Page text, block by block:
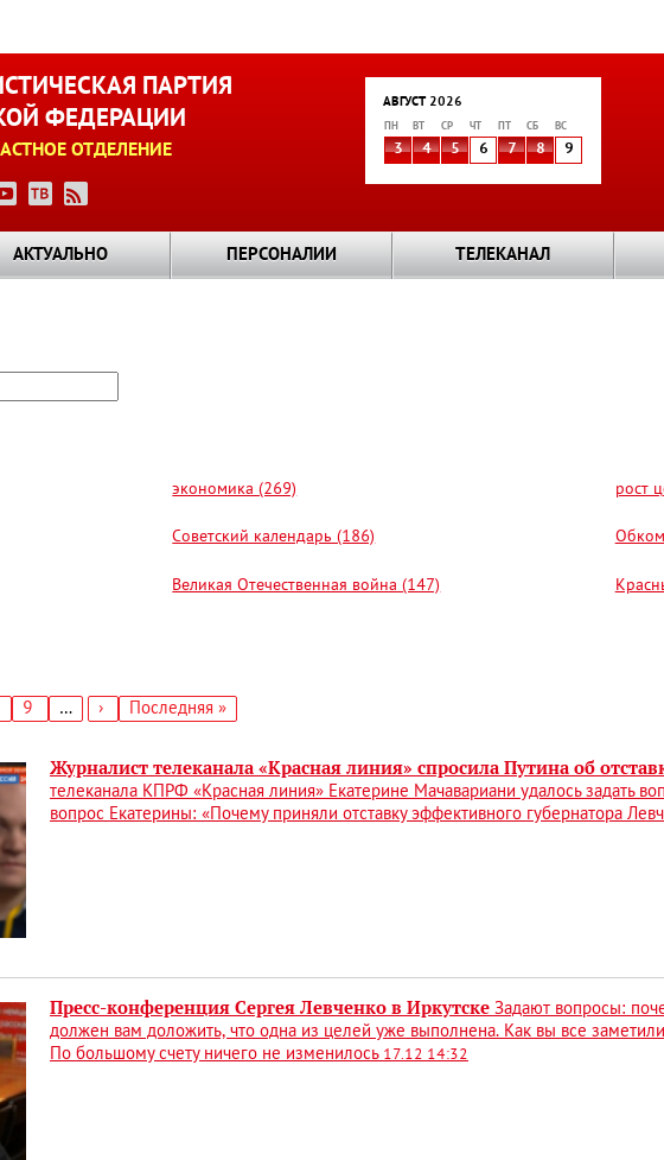
ПАРТИЯ
ФЕДЕРАЦИИ
ОТДЕЛЕНИЕ
АВГУСТ 2026
ПН ВТ СР ЧТ СБ ВС
3 4 5 6 7 8 9
АКТУАЛЬНО ПЕРСОНАЛИИ ТЕЛЕКАНАЛ
экономика (269) рост
Советский календарь (186)
Великая Отечественная война (147)
Страница
9 …
Следующая
›
Последняя
Последняя »
Журналист телеканала «Красная линия» спросила Путина об
телеканала КПРФ «Красная линия» Екатерине Мачавариани удалось задать
вопрос Екатерины: «Почему приняли отставку эффективного губернатора
Пресс-конференция Сергея Левченко в Иркутске Задают вопросы:
должен вам доложить, что одна из целей уже выполнена. Как вы все
По большому счету ничего не изменилось 17.12 14:32